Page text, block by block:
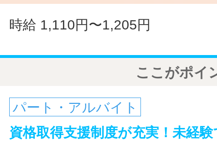
時給 1,110円〜1,205円
ここがポイ
パート・アルバイト
資格取得支援制度が充実！未経